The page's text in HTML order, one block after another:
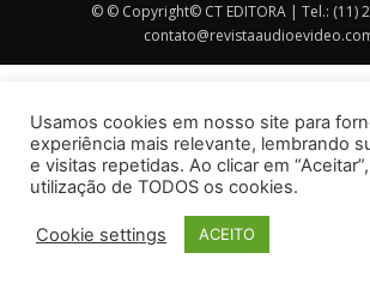
© © Copyright© CT EDITORA | Tel.: (11)
Usamos cookies em nosso site para
experiência mais relevante, lembrando
e visitas repetidas. Ao clicar em
utilização de TODOS os cookies.
Cookie settings ACEITO